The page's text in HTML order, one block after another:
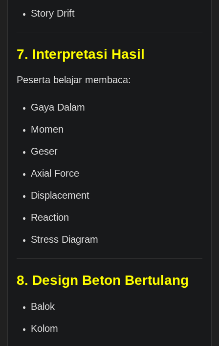
Story Drift
7. Interpretasi Hasil
Peserta belajar membaca:
Gaya Dalam
Momen
Geser
Axial Force
Displacement
Reaction
Stress Diagram
8. Design Beton Bertulang
Balok
Kolom